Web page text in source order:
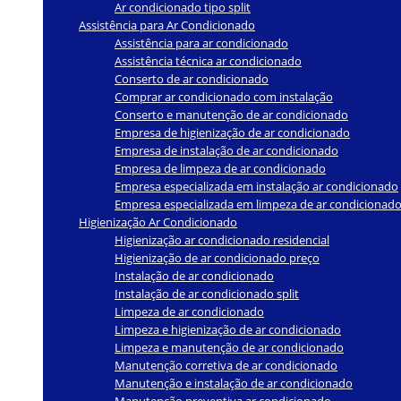
Ar condicionado tipo split
Assistência para Ar Condicionado
Assistência para ar condicionado
Assistência técnica ar condicionado
Conserto de ar condicionado
Comprar ar condicionado com instalação
Conserto e manutenção de ar condicionado
Empresa de higienização de ar condicionado
Empresa de instalação de ar condicionado
Empresa de limpeza de ar condicionado
Empresa especializada em instalação ar condicionado
Empresa especializada em limpeza de ar condicionado
Higienização Ar Condicionado
Higienização ar condicionado residencial
Higienização de ar condicionado preço
Instalação de ar condicionado
Instalação de ar condicionado split
Limpeza de ar condicionado
Limpeza e higienização de ar condicionado
Limpeza e manutenção de ar condicionado
Manutenção corretiva de ar condicionado
Manutenção e instalação de ar condicionado